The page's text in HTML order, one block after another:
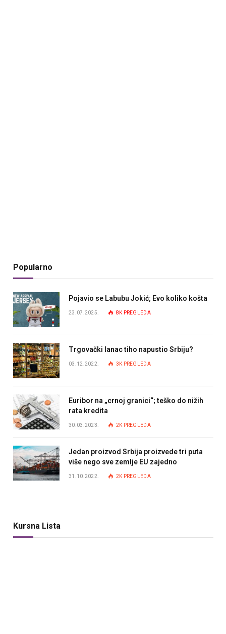
Popularno
Pojavio se Labubu Jokić; Evo koliko košta
23.07.2025. 8K PREGLEDA
Trgovački lanac tiho napustio Srbiju?
03.12.2022. 3K PREGLEDA
Euribor na „crnoj granici“; teško do nižih
rata kredita
30.03.2023. 2K PREGLEDA
Jedan proizvod Srbija proizvede tri puta
više nego sve zemlje EU zajedno
31.10.2022. 2K PREGLEDA
Kursna Lista